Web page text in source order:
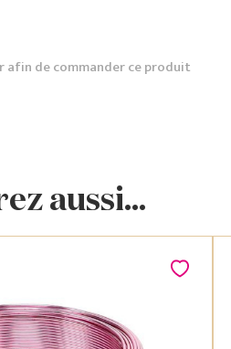
afin de commander ce produit
aussi...